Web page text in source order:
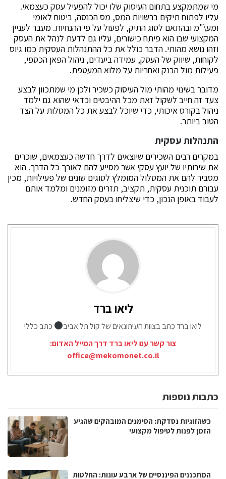
מי שמתמקצע בתחום העיסוק שלו יכול להפעיל עסק כעצמאי.
עליו לפתוח תיקים ברשויות המס, מס הכנסה, ביטוח לאומי
ומע\"מ ובהתאם לסוג התיק, לפעול על פי ההנחיות. מעבר לעניין
המקצועי שבו הוא פיתח כישורים, עליו גם לדעת לנהל את העסק
וזהו נושא מהותי. הדבר כולל את כל ההתנהלות העסקית כמו גיוס
לקוחות, שיווק של העסק, עמידה ביעדים, ניהול הפאן הכספי,
פעילות מול הבנק ואחריות על מלוא המעטפת.
מדובר בשינוי מהותי מול העיסוק כשכיר ולכן מי שמתכוון לבצע
צעד זה חייב לשקול זאת מכל ההיבטים וכדאי שהוא גם ילמד
ניהול בקורס איכותי, כדי שיוכל לבצע את כל המטלות על הצד
הטוב ביותר.
התנהלות עסקית
במקרים רבים השכירים שיוצאים לדרך חדשה כעצמאים, שוכרים
את שירותיו של יועץ עסקי אשר מסייע להם לאורך כל הדרך. הוא
מסביר להם את המסלול המומלץ לסוגים שונים של פעילויות, מכין
עבורם תוכנית עסקית, תקציב, תזרים מזומנים ומלמד אותם
לעבוד באופן הנכון, כדי שיצליחו בעסק החדש.
ליאו ברד
ליאו ברד כתב בצוות העיתונאים של קול תל אביב
כתב כללי
צור קשר עם ליאו ברד דרך המייל האדום:
office@mekomonet.co.il
כתבות נוספות
כשהזוגיות נסדקת: הסימנים המובהקים שהגיע
הזמן לפנות לטיפול מקצועי
המתכננים הפיננסיים של ארבע עונות: החלטות